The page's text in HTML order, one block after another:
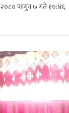
२०८० फागुन ७ गते १०:४६